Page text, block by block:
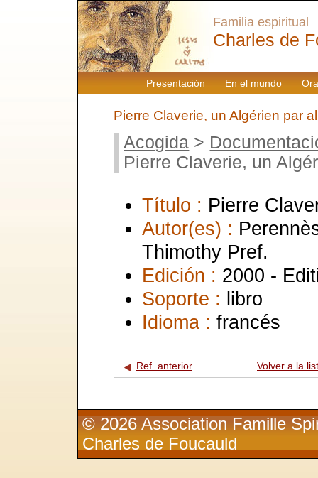
Presentación En el mundo
Familia espiritual
Charles de
Pierre Claverie, un Algérien par
Acogida >
Pierre Claverie, un
Título : Pierre
Autor(es) :
Thimothy Pref.
Edición : 2000 -
Soporte : libro
Idioma : francés
Ref. anterior Volver a la
© 2026 Association Famille
Charles de Foucauld